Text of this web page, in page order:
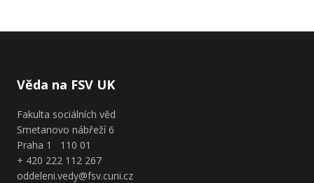
Věda na FSV UK
Fakulta sociálních věd
Smetanovo nábřeží 6
Praha 1 110 01
+ 420 222 112 267
oddeleni.vedy@fsv.cuni.cz